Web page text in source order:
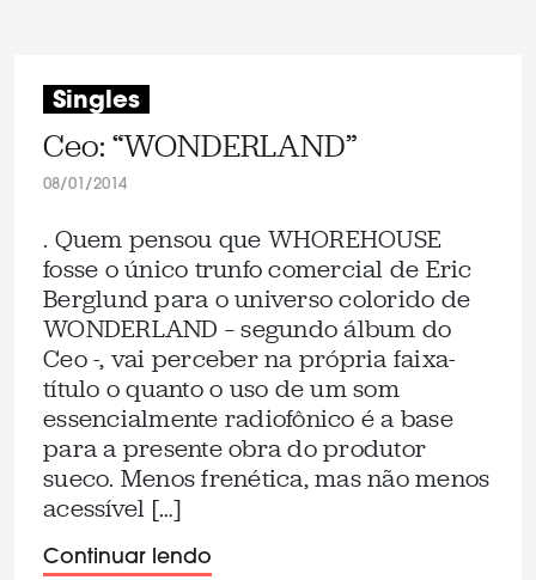
Singles
Ceo: “WONDERLAND”
08/01/2014
. Quem pensou que WHOREHOUSE
fosse o único trunfo comercial de Eric
Berglund para o universo colorido de
WONDERLAND – segundo álbum do
Ceo -, vai perceber na própria faixa-
título o quanto o uso de um som
essencialmente radiofônico é a base
para a presente obra do produtor
sueco. Menos frenética, mas não menos
acessível […]
Continuar lendo